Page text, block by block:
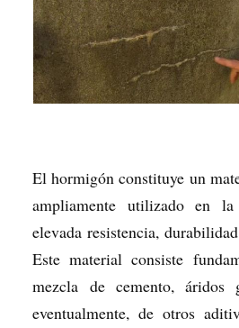
El hormigón constituye un
ampliamente utilizado en
elevada resistencia,
Este material consiste
mezcla de cemento, áridos
eventualmente, de otros